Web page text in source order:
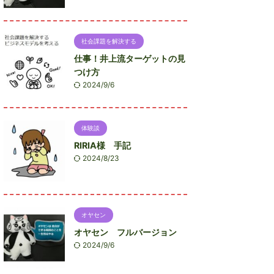
社会課題を解決する
仕事！井上流ターゲットの見
つけ方
2024/9/6
体験談
RIRIA様 手記
2024/8/23
オヤセン
オヤセン フルバージョン
2024/9/6